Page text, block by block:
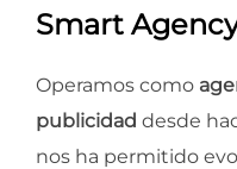
Smart
Operamos como
publicidad desde
nos ha permitido